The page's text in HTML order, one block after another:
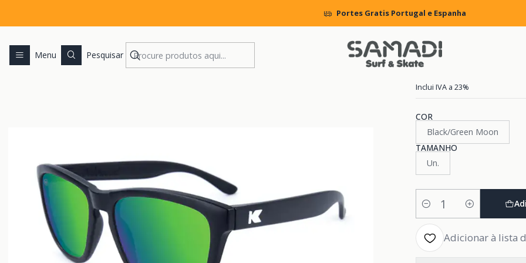
Menu Pesquisar
Portes Gratis Portugal e Espanha
MENS Sunglasses Oculos KN Premiums Black/
|
Oculos KN
Inclui IVA a 23%
COR
Black/Green Moon
TAMANHO
Un.
Quantidade
Adicionar à lista